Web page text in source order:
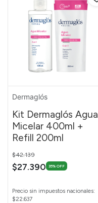
Dermaglós
Kit Dermaglós Agua
Micelar 400ml +
Refill 200ml
Price reduced from
$42.139
$27.390 35% OFF
Precio sin impuestos nacionales:
$22.637